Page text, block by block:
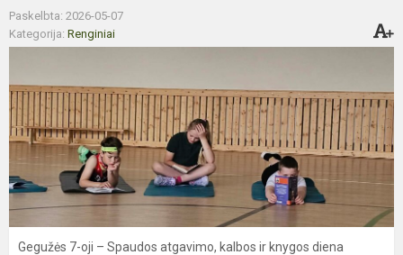
Paskelbta: 2026-05-07
Kategorija: Renginiai
Gegužės 7-oji – Spaudos atgavimo, kalbos ir knygos diena